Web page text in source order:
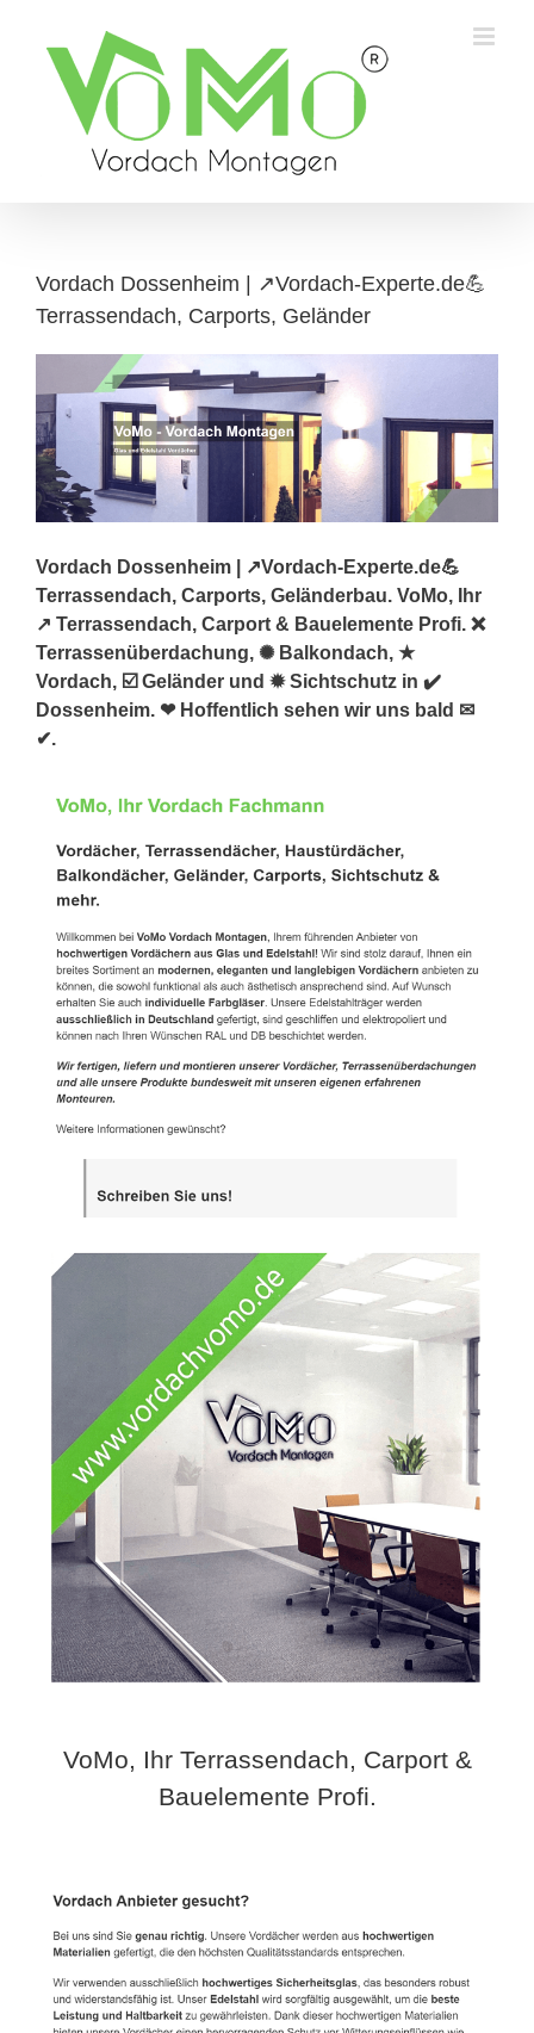
content
Vordach Dossenheim | ↗️Vordach-Experte.de💪
Terrassendach, Carports, Geländer
Vordach Dossenheim | ↗️Vordach-Experte.de💪
Terrassendach, Carports, Geländerbau. VoMo, Ihr
↗️ Terrassendach, Carport & Bauelemente Profi. ❌
Terrassenüberdachung, ✺ Balkondach, ★
Vordach, ☑️ Geländer und ✹ Sichtschutz in ✔️
Dossenheim. ❤ Hoffentlich sehen wir uns bald ✉
✔.
VoMo, Ihr Terrassendach, Carport &
Bauelemente Profi.